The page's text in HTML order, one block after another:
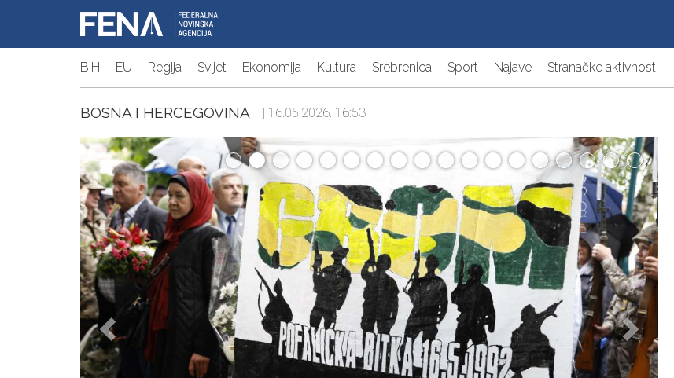
BiH EU Regija Svijet Ekonomija Kultura Srebrenica Sport Najave Stranačke aktivnosti
BOSNA I HERCEGOVINA | 16.05.2026. 16:53 |